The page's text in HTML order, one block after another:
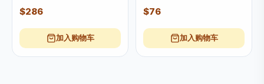
$286
加入购物车
$76
加入购物车